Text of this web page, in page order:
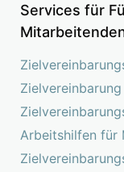
Services für
Arbeitshilfen für